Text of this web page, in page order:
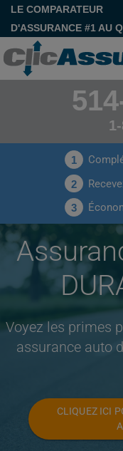
LE COMPARATEUR
D'ASSURANCE #1 AU
1
2
3
Voyez les primes
assurance auto
CLIQUEZ ICI